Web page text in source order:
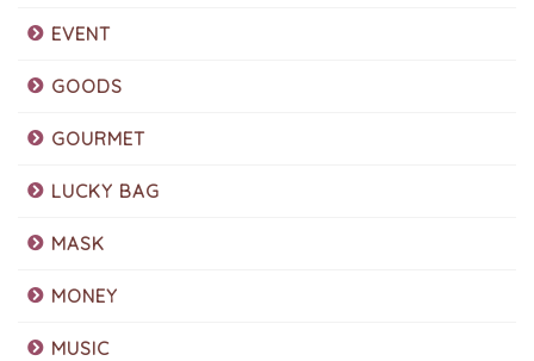
EVENT
GOODS
GOURMET
LUCKY BAG
MASK
MONEY
MUSIC